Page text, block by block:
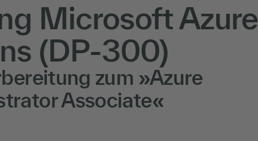
Microsoft Azure
(DP-300)
zum »Azure
Associate«